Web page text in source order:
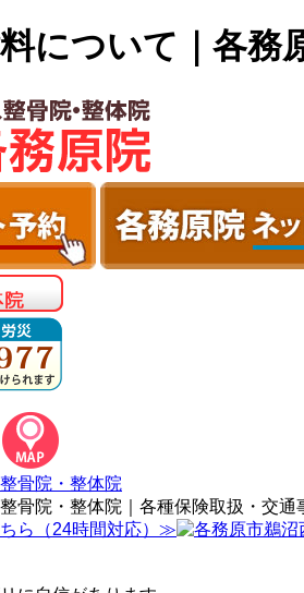
について｜各務